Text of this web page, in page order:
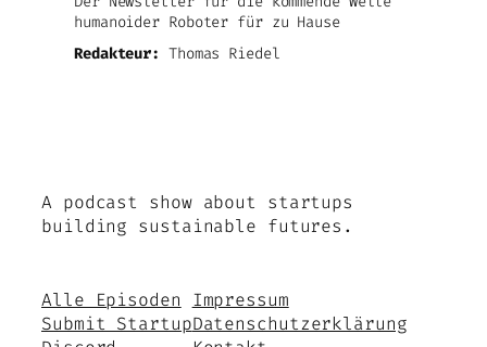
humanoider Roboter für zu Hause
Redakteur: Thomas Riedel
A podcast show about startups
building sustainable futures.
Alle Episoden
Submit Startup
Impressum
Datenschutzerklärung